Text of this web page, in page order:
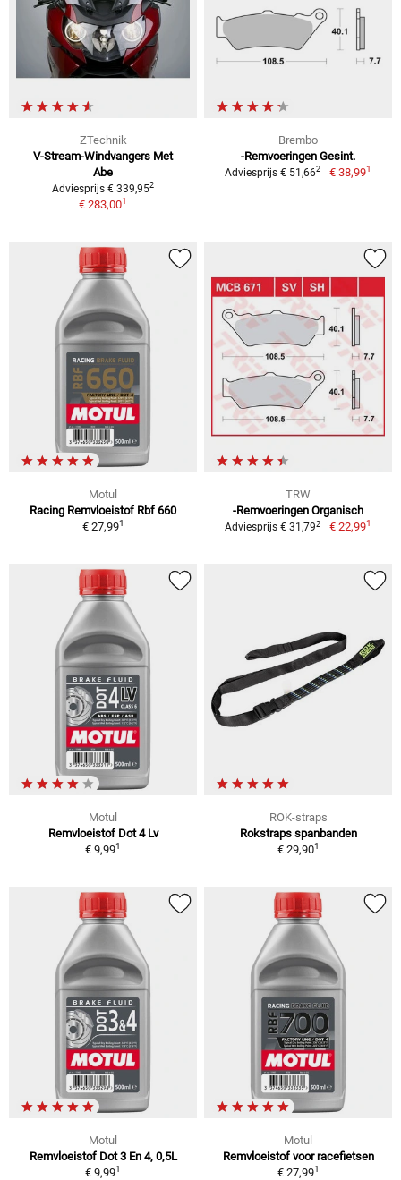
ZTechnik
V-Stream-Windvangers Met
Abe
Adviesprijs € 339,952
€ 283,001
Brembo
-Remvoeringen Gesint.
Adviesprijs € 51,662 € 38,991
Motul
Racing Remvloeistof Rbf 660
€ 27,991
TRW
-Remvoeringen Organisch
Adviesprijs € 31,792 € 22,991
Motul
Remvloeistof Dot 4 Lv
€ 9,991
ROK-straps
Rokstraps spanbanden
€ 29,901
Motul
Remvloeistof Dot 3 En 4, 0,5L
€ 9,991
Motul
Remvloeistof voor racefietsen
€ 27,991